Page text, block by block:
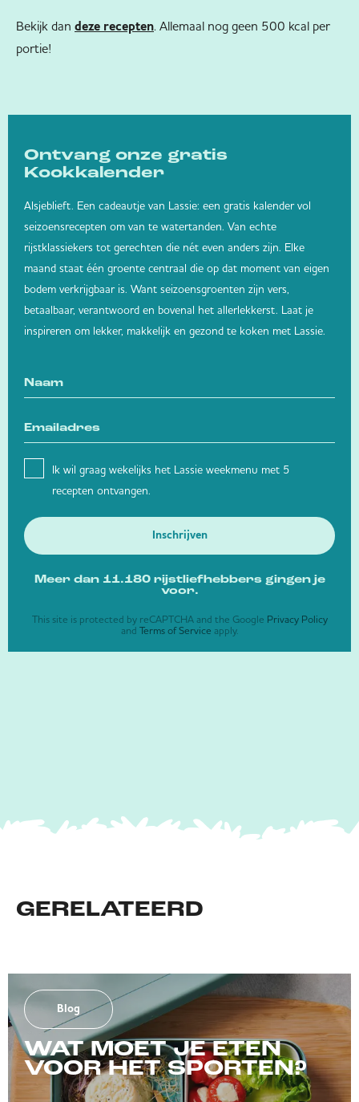
Bekijk dan deze recepten. Allemaal nog geen 500 kcal per
portie!
Ontvang onze gratis
Kookkalender
Alsjeblieft. Een cadeautje van Lassie: een gratis kalender vol
seizoensrecepten om van te watertanden. Van echte
rijstklassiekers tot gerechten die nét even anders zijn. Elke
maand staat één groente centraal die op dat moment van eigen
bodem verkrijgbaar is. Want seizoensgroenten zijn vers,
betaalbaar, verantwoord en bovenal het allerlekkerst. Laat je
inspireren om lekker, makkelijk en gezond te koken met Lassie.
Ik wil graag wekelijks het Lassie weekmenu met 5
recepten ontvangen.
Inschrijven
Meer dan 11.180 rijstliefhebbers gingen je
voor.
This site is protected by reCAPTCHA and the Google Privacy Policy
and Terms of Service apply.
GERELATEERD
Blog
WAT MOET JE ETEN
VOOR HET SPORTEN?